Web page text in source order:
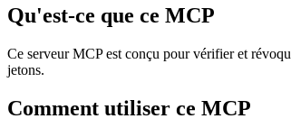
Qu'est-ce que ce MCP
Ce serveur MCP est conçu pour vérifier et
jetons.
Comment utiliser ce MCP